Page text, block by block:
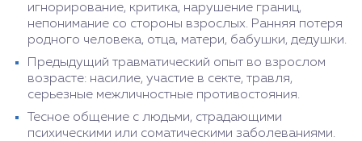
игнорирование, критика, нарушение границ,
непонимание со стороны взрослых. Ранняя потеря
родного человека, отца, матери, бабушки, дедушки.
Предыдущий травматический опыт во взрослом
возрасте: насилие, участие в секте, травля,
серьезные межличностные противостояния.
Тесное общение с людьми, страдающими
психическими или соматическими заболеваниями.